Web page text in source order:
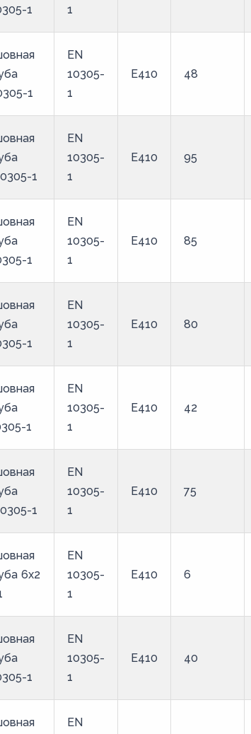
1
1
1
EN
10305-
1
E410 48
1
EN
10305-
1
E410 95
1
EN
10305-
1
E410 85
1
EN
10305-
1
E410 80
1
EN
10305-
1
E410 42
1
EN
10305-
1
E410 75
6х2
EN
10305-
1
E410 6
1
EN
10305-
1
E410 40
EN